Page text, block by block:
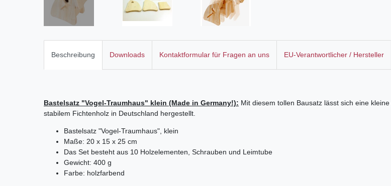
Beschreibung Downloads Kontaktformular für Fragen an uns EU-Verantwortlicher / Hersteller
Bastelsatz "Vogel-Traumhaus" klein (Made in Germany!): Mit diesem tollen Bausatz lässt sich eine
stabilem Fichtenholz in Deutschland hergestellt.
Bastelsatz "Vogel-Traumhaus", klein
Maße: 20 x 15 x 25 cm
Das Set besteht aus 10 Holzelementen, Schrauben und Leimtube
Gewicht: 400 g
Farbe: holzfarbend